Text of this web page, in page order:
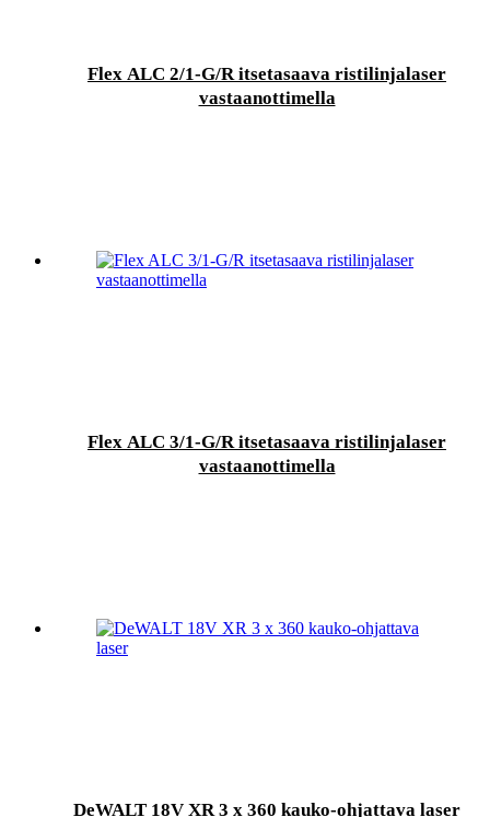
Flex ALC 2/1-G/R itsetasaava ristilinjalaser
vastaanottimella
Flex ALC 3/1-G/R itsetasaava ristilinjalaser
vastaanottimella
DeWALT 18V XR 3 x 360 kauko-ohjattava laser